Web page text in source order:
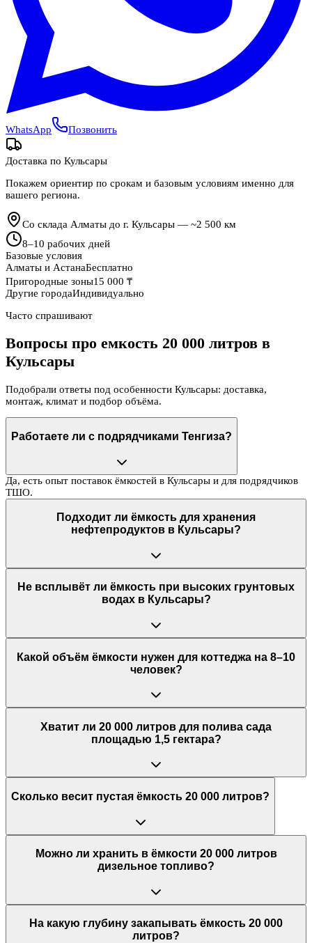
WhatsApp Позвонить
Доставка по Кульсары
Покажем ориентир по срокам и базовым условиям именно для
вашего региона.
Со склада Алматы до г. Кульсары — ~2 500 км
8–10 рабочих дней
Базовые условия
Алматы и АстанаБесплатно
Пригородные зоны15 000 ₸
Другие городаИндивидуально
Часто спрашивают
Вопросы про емкость 20 000 литров в
Кульсары
Подобрали ответы под особенности Кульсары: доставка,
монтаж, климат и подбор объёма.
Работаете ли с подрядчиками Тенгиза?
Да, есть опыт поставок ёмкостей в Кульсары и для подрядчиков
ТШО.
Подходит ли ёмкость для хранения
нефтепродуктов в Кульсары?
Не всплывёт ли ёмкость при высоких грунтовых
водах в Кульсары?
Какой объём ёмкости нужен для коттеджа на 8–10
человек?
Хватит ли 20 000 литров для полива сада
площадью 1,5 гектара?
Сколько весит пустая ёмкость 20 000 литров?
Можно ли хранить в ёмкости 20 000 литров
дизельное топливо?
На какую глубину закапывать ёмкость 20 000
литров?